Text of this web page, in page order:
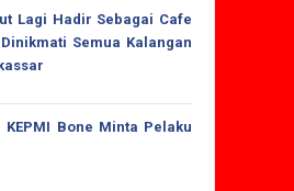
Lagi Hadir Sebagai Cafe
Semua Kalangan
KEPMI Bone Minta Pelaku